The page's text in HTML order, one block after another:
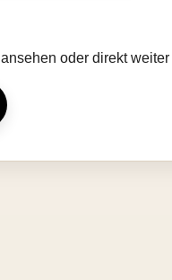
ansehen oder direkt weiter